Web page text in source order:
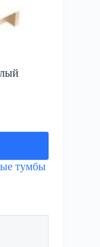
тумбы